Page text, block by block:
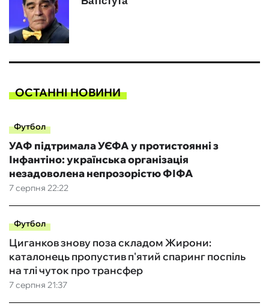
ОСТАННІ НОВИНИ
Футбол
7 серпня 22:22
УАФ підтримала УЄФА у протистоянні з
Інфантіно: українська організація
незадоволена непрозорістю ФІФА
Футбол
7 серпня 21:37
Циганков знову поза складом Жирони:
каталонець пропустив п'ятий спаринг поспіль
на тлі чуток про трансфер